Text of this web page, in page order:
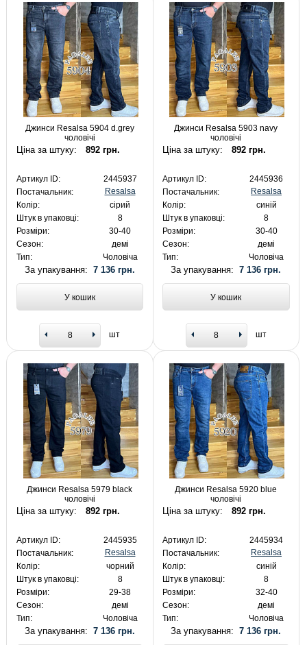
Джинси Resalsa 5904 d.grey
чоловічі
Ціна за штуку: 892 грн.
Артикул ID:
2445937
Постачальник:
Resalsa
Колір:
сірий
Штук в упаковці:
8
Розміри:
30-40
Сезон:
демі
Тип:
Чоловіча
За упакування: 7 136 грн.
У кошик
шт
Джинси Resalsa 5903 navy
чоловічі
Ціна за штуку: 892 грн.
Артикул ID:
2445936
Постачальник:
Resalsa
Колір:
синій
Штук в упаковці:
8
Розміри:
30-40
Сезон:
демі
Тип:
Чоловіча
За упакування:7 136 грн.
У кошик
шт
Джинси Resalsa 5979 black
чоловічі
Ціна за штуку: 892 грн.
Артикул ID:
2445935
Постачальник:
Resalsa
Колір:
чорний
Штук в упаковці:
8
Розміри:
29-38
Сезон:
демі
Тип:
Чоловіча
За упакування: 7 136 грн.
Джинси Resalsa 5920 blue
чоловічі
Ціна за штуку: 892 грн.
Артикул ID:
2445934
Постачальник:
Resalsa
Колір:
синій
Штук в упаковці:
8
Розміри:
32-40
Сезон:
демі
Тип:
Чоловіча
За упакування:7 136 грн.